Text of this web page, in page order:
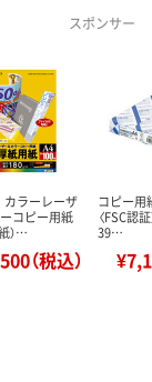
スポンサー
ラーレーザ
コピー用紙
）…
（税込）
コピー
〈FSC
39…